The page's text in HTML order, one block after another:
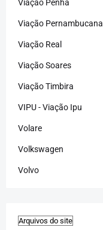
Viação Penha
Viação Pernambucana
Viação Real
Viação Soares
Viação Timbira
VIPU - Viação Ipu
Volare
Volkswagen
Volvo